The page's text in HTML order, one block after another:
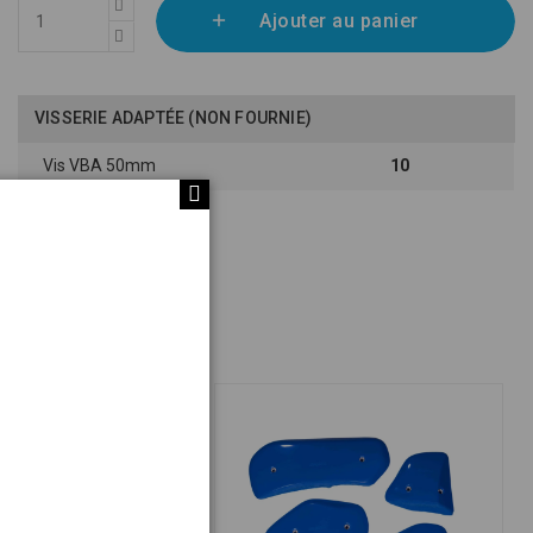
Ajouter au panier
VISSERIE ADAPTÉE (NON FOURNIE)
Vis VBA 50mm 10